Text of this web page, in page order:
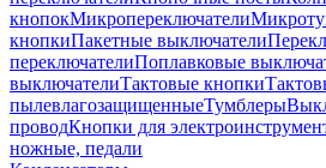
кнопокМикропереключатели
кнопкиПакетные выключатели
переключателиПоплавковые
выключателиТактовые кнопки
пылевлагозащищенныеТумблеры
проводКнопки для
ножные, педали